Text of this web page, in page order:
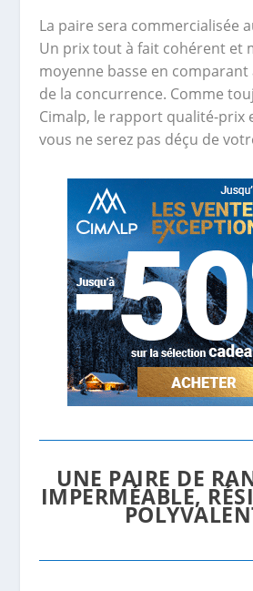
La paire sera commercialisée
Un prix tout à fait cohérent et
moyenne basse en comparant
de la concurrence. Comme
Cimalp, le rapport qualité-prix
vous ne serez pas déçu de
UNE PAIRE DE
IMPERMÉABLE,